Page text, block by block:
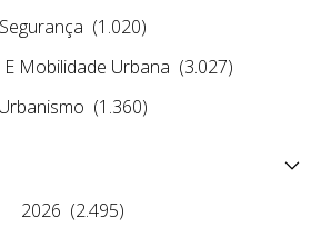
Segurança (1.020)
Mobilidade Urbana (3.027)
Urbanismo (1.360)
2026 (2.495)